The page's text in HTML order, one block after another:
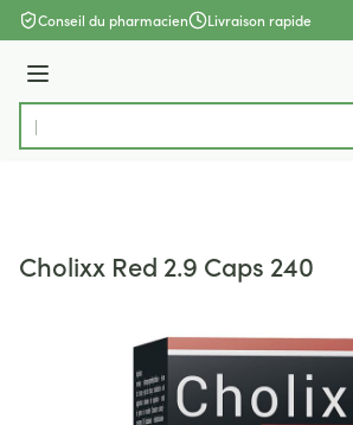
Aller au contenu
Conseil du pharmacien Livraison rapide
Menu
Rechercher
Cholixx Red 2.9 Caps 240